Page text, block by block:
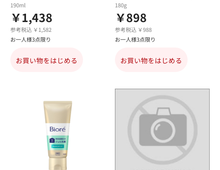
190ml
￥1,438
参考税込 ￥1,582
お一人様3点限り
お買い物をはじめる
180g
￥898
参考税込 ￥988
お一人様3点限り
お買い物をはじめる